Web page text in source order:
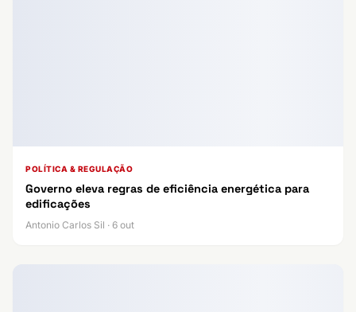
POLÍTICA & REGULAÇÃO
Governo eleva regras de eficiência energética para
edificações
Antonio Carlos Sil · 6 out